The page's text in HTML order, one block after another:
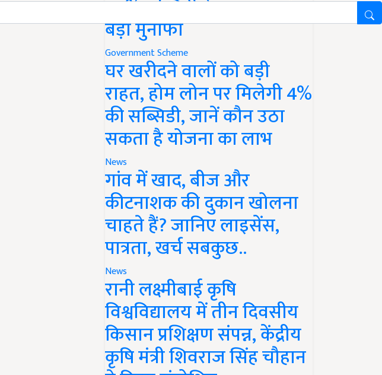
50% सब्सिडी के साथ कमाएं
बड़ा मुनाफा
Government Scheme
घर खरीदने वालों को बड़ी
राहत, होम लोन पर मिलेगी 4%
की सब्सिडी, जानें कौन उठा
सकता है योजना का लाभ
News
गांव में खाद, बीज और
कीटनाशक की दुकान खोलना
चाहते हैं? जानिए लाइसेंस,
पात्रता, खर्च सबकुछ..
News
रानी लक्ष्मीबाई कृषि
विश्वविद्यालय में तीन दिवसीय
किसान प्रशिक्षण संपन्न, केंद्रीय
कृषि मंत्री शिवराज सिंह चौहान